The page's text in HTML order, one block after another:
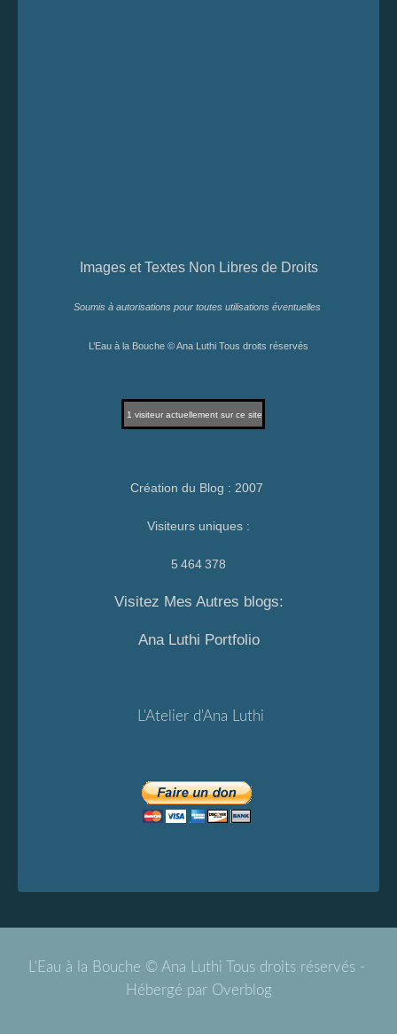
Images et Textes Non Libres de Droits
Soumis à autorisations pour toutes utilisations éventuelles
L’Eau à la Bouche © Ana Luthi Tous droits réservés
1 visiteur actuellement sur ce site
Création du Blog : 2007
Visiteurs uniques :
5 464 378
Visitez Mes Autres blogs:
Ana Luthi Portfolio
L'Atelier d'Ana Luthi
L'Eau à la Bouche © Ana Luthi Tous droits réservés -
Hébergé par Overblog